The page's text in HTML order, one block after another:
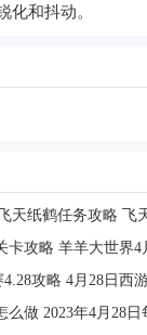
化和抖动。